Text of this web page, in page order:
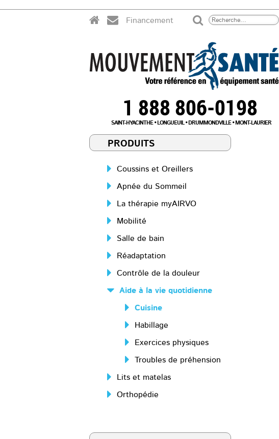
Financement
1 888 806-0198
SAINT-HYACINTHE LONGUEUIL DRUMMONDVILLE MONT-LAURIER
PRODUITS
Coussins et Oreillers
Apnée du Sommeil
La thérapie myAIRVO
Mobilité
Salle de bain
Réadaptation
Contrôle de la douleur
Aide à la vie quotidienne
Cuisine
Habillage
Exercices physiques
Troubles de préhension
Lits et matelas
Orthopédie